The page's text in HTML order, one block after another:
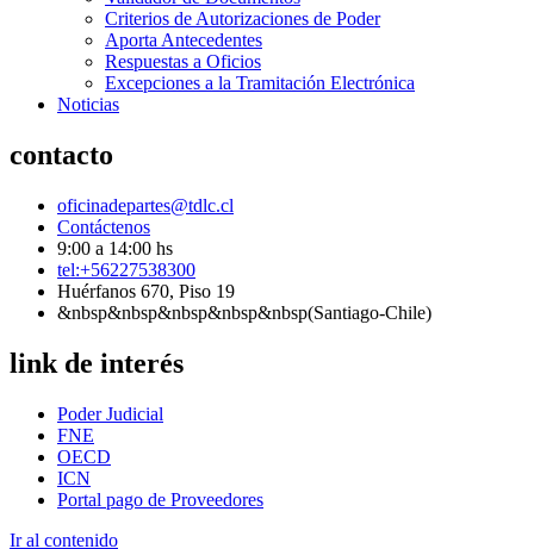
Criterios de Autorizaciones de Poder
Aporta Antecedentes
Respuestas a Oficios
Excepciones a la Tramitación Electrónica
Noticias
contacto
oficinadepartes@tdlc.cl
Contáctenos
9:00 a 14:00 hs
tel:+56227538300
Huérfanos 670, Piso 19
&nbsp&nbsp&nbsp&nbsp&nbsp(Santiago-Chile)
link de interés
Poder Judicial
FNE
OECD
ICN
Portal pago de Proveedores
Ir al contenido